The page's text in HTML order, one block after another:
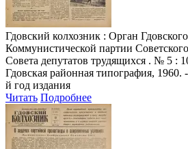
Гдовский колхозник : Орган
Коммунистической партии
Совета депутатов трудящихся . № 5 :
Гдовская районная типография,
й год издания
Читать Подробнее